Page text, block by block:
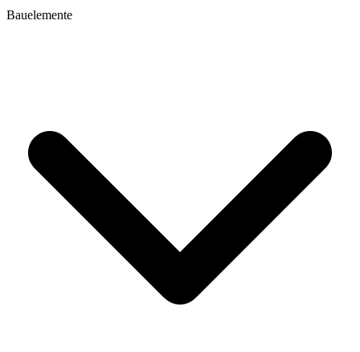
Bauelemente